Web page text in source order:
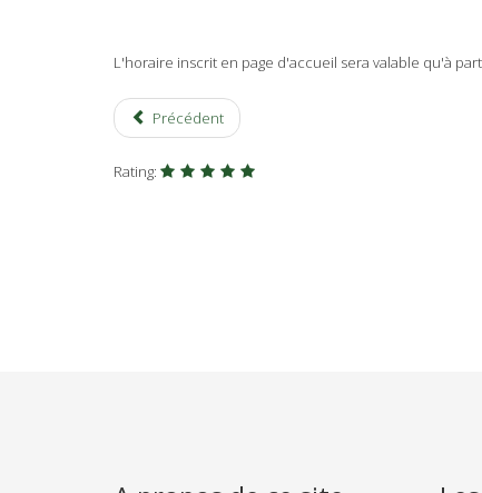
L'horaire inscrit en page d'accueil sera valable qu'à
Précédent
Rating: